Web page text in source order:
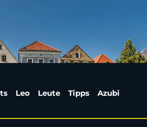
August
Leo Leute Tipps Azubi